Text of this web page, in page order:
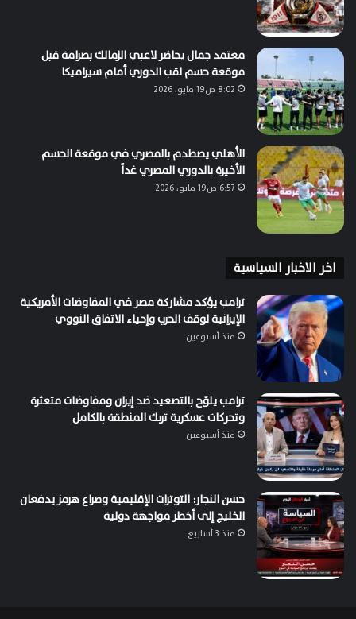
معتمد جمال يحاضر لاعبي الزمالك بصرامة قبل
موقعة حسم لقب الدوري أمام سيراميكا
8:02 ص19 مايو، 2026
الأهلي يصطدم بالمصري في موقعة الحسم
الأخيرة بالدوري المصري غداً
6:57 ص19 مايو، 2026
اخر الاخبار السياسية
ترامب يؤكد مشاركة مصر في المفاوضات الأمريكية
الإيرانية لوقف الحرب وإحياء الاتفاق النووي
منذ أسبوعين
ترامب يلوّح بالتصعيد ضد إيران ومفاوضات متعثرة
وتحركات عسكرية تربك المنطقة بالكامل
منذ أسبوعين
حسن النجار: التوترات الإقليمية وصراع هرمز يدفعان
الخليج إلى أخطر مواجهة دولية
منذ 3 أسابيع